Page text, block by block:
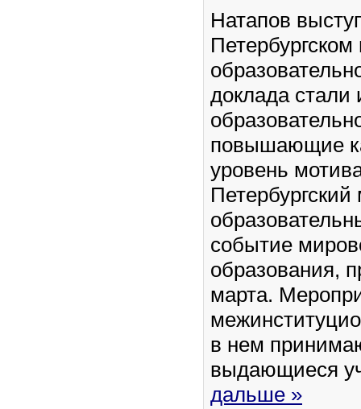
Натапов
доклада стали
повышающие
уровень
событие
образования,
марта.
в нем
выдающиеся
дальше »